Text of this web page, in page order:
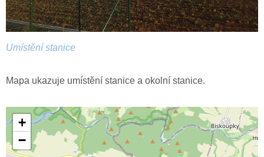
Umístění stanice
Mapa ukazuje umístění stanice a okolní stanice.
+
−